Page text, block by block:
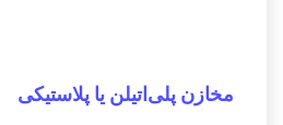
مخازن پلی‌اتیلن یا پلاستیکی